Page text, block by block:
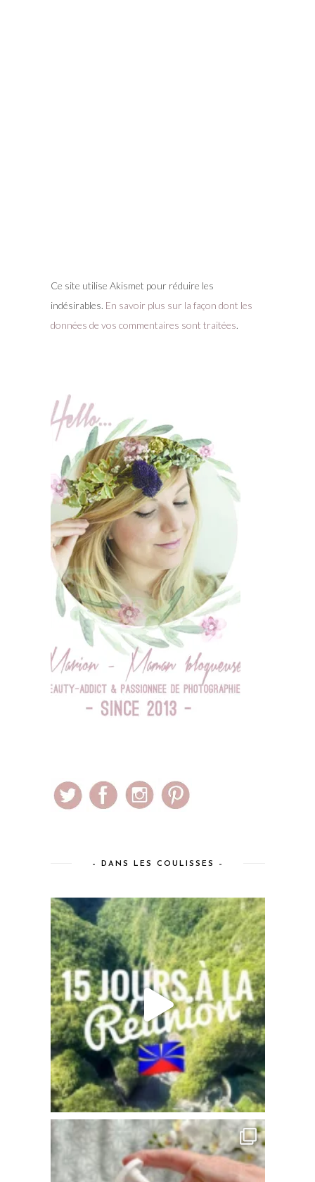
Ce site utilise Akismet pour réduire les
indésirables. En savoir plus sur la façon dont les
données de vos commentaires sont traitées.
– DANS LES COULISSES –